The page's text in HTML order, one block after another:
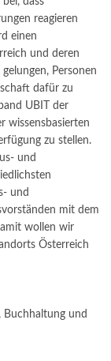
reagieren
einen
und deren
Personen
dafür zu
UBIT der
wissensbasierten
zu stellen.
und
und
mit dem
wollen wir
Österreich
Buchhaltung und